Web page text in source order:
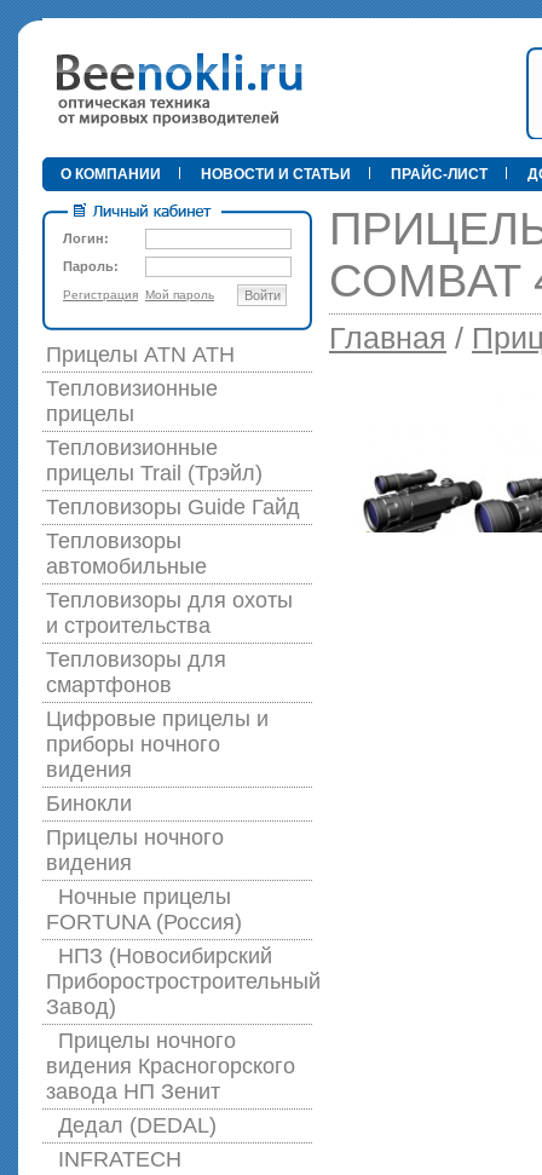
•
О КОМПАНИИ НОВОСТИ И СТАТЬИ ПРАЙС-ЛИСТ
Логин:
Пароль:
Регистрация Мой пароль Войти
Прицелы ATN АТН
Тепловизионные
прицелы
Тепловизионные
прицелы Trail (Трэйл)
Тепловизоры Guide Гайд
Тепловизоры
автомобильные
Тепловизоры для охоты
и строительства
Тепловизоры для
смартфонов
Цифровые прицелы и
приборы ночного
видения
Бинокли
Прицелы ночного
видения
Ночные прицелы
FORTUNA (Россия)
НПЗ (Новосибирский
Приборостростроительный
Завод)
Прицелы ночного
видения Красногорского
завода НП Зенит
Дедал (DEDAL)
INFRATECH
COMBAT
Главная /